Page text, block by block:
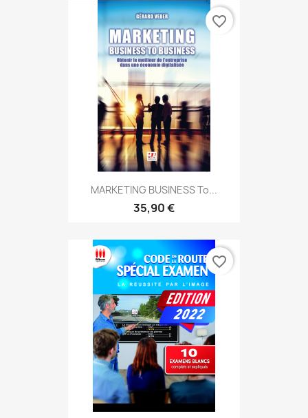
MARKETING BUSINESS To...
35,90 €
favorite_border
favorite_border